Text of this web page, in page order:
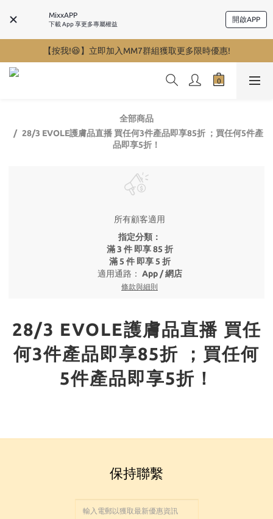
MixxAPP
下載 App 享更多專屬權益
開啟APP
【按我!😆】立即加入MM7群組獲取更多限時優惠!
全部商品
28/3 EVOLE護膚品直播 買任何3件產品即享85折 ；買任何5件產
品即享5折！
所有顧客適用
指定分類：
滿 3 件 即享 85 折
滿 5 件 即享 5 折
適用通路： App / 網店
條款與細則
28/3 EVOLE護膚品直播 買任
何3件產品即享85折 ；買任何
5件產品即享5折！
保持聯繫